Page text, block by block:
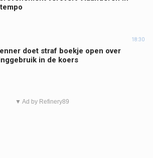
18:30
doet straf boekje open over
in de koers
▼ Ad by Refinery89